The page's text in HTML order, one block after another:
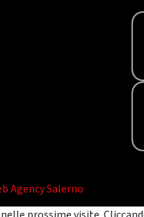
Agency Salerno